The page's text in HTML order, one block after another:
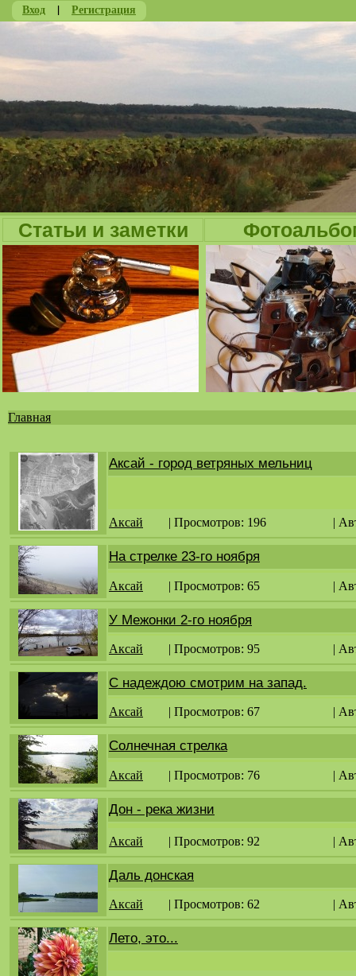
Вход | Регистрация
Статьи и заметки
здесь
Главная
Аксай - город ветряных мельниц
Аксай | Просмотров: 196 |
На стрелке 23-го ноября
Аксай | Просмотров: 65 |
У Межонки 2-го ноября
Аксай | Просмотров: 95 |
С надеждою смотрим на запад.
Аксай | Просмотров: 67 |
Солнечная стрелка
Аксай | Просмотров: 76 |
Дон - река жизни
Аксай | Просмотров: 92 |
Даль донская
Аксай | Просмотров: 62 |
Лето, это...